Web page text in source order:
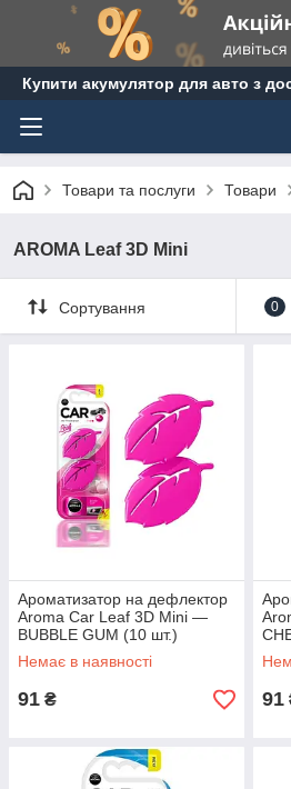
Купити акумулятор для авто з
Товари та послуги Товари
AROMA Leaf 3D Mini
Сортування 0
Ароматизатор на дефлектор
Aroma Car Leaf 3D Mini —
BUBBLE GUM (10 шт.)
Немає в наявності
91 ₴ 91